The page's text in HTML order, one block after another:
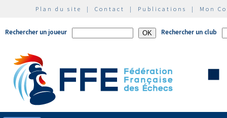
Plan du site | Contact | Publications | Mon
Rechercher un joueur Rechercher un club